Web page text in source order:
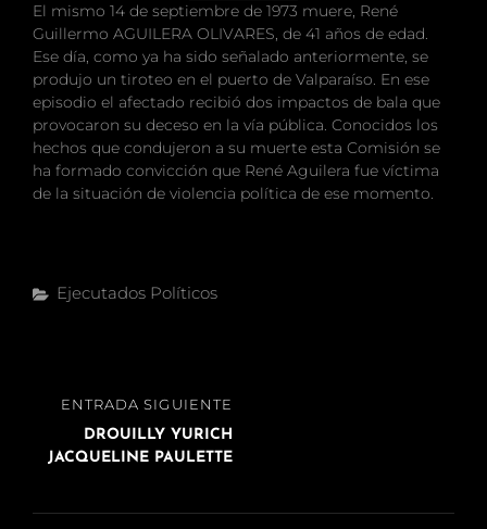
El mismo 14 de septiembre de 1973 muere, René
Guillermo AGUILERA OLIVARES, de 41 años de edad.
Ese día, como ya ha sido señalado anteriormente, se
produjo un tiroteo en el puerto de Valparaíso. En ese
episodio el afectado recibió dos impactos de bala que
provocaron su deceso en la vía pública. Conocidos los
hechos que condujeron a su muerte esta Comisión se
ha formado convicción que René Aguilera fue víctima
de la situación de violencia política de ese momento.
Categorías
Ejecutados Políticos
Navegación
entradas
ENTRADA
SIGUIENTE
ENTRADA SIGUIENTE
DROUILLY YURICH
JACQUELINE PAULETTE